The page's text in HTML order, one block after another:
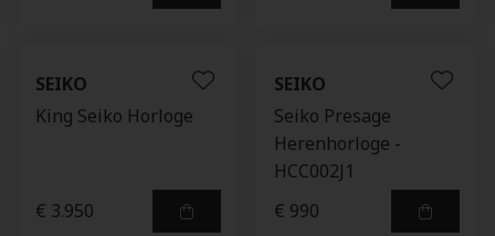
SEIKO
King Seiko Horloge
€ 3.950
SEIKO
Seiko Presage
Herenhorloge -
HCC002J1
€ 990